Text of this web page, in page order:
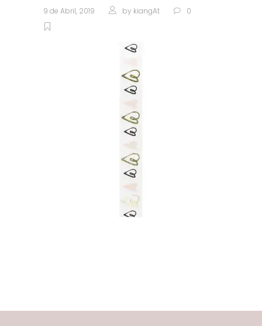
9 de Abril, 2019 by kiangAt 0